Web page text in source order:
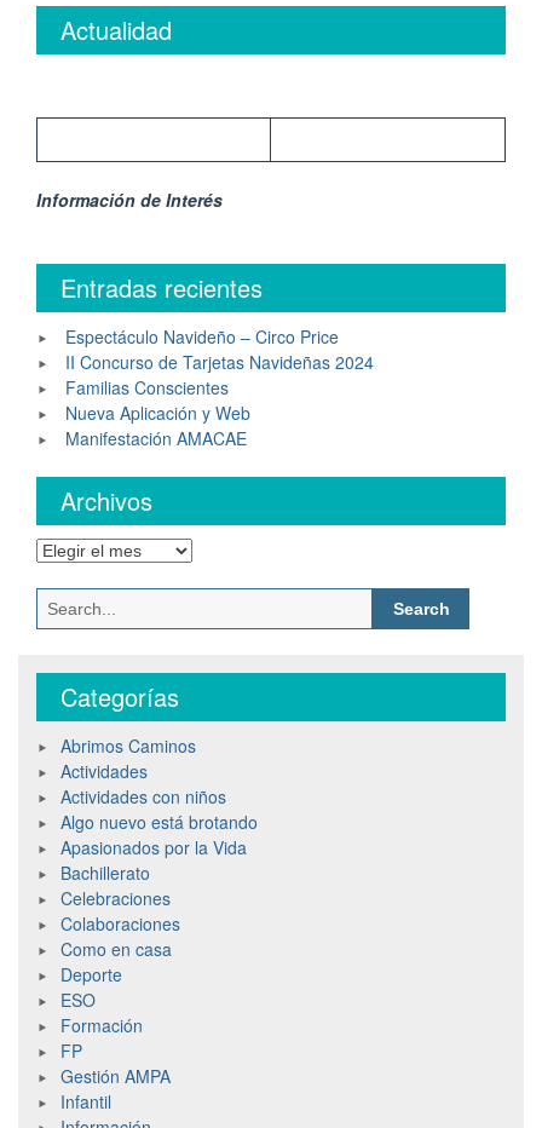
Actualidad
Información de Interés
Entradas recientes
Espectáculo Navideño – Circo Price
II Concurso de Tarjetas Navideñas 2024
Familias Conscientes
Nueva Aplicación y Web
Manifestación AMACAE
Archivos
Archivos
Search
for:
Categorías
Abrimos Caminos
Actividades
Actividades con niños
Algo nuevo está brotando
Apasionados por la Vida
Bachillerato
Celebraciones
Colaboraciones
Como en casa
Deporte
ESO
Formación
FP
Gestión AMPA
Infantil